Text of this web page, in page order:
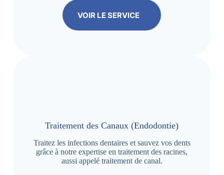
VOIR LE SERVICE
Traitement des Canaux (Endodontie)
Traitez les infections dentaires et sauvez vos dents
grâce à notre expertise en traitement des racines,
aussi appelé traitement de canal.